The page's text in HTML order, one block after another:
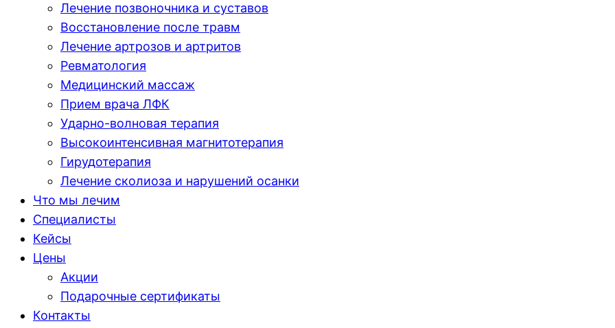
Лечение позвоночника и суставов
Восстановление после травм
Лечение артрозов и артритов
Ревматология
Медицинский массаж
Прием врача ЛФК
Ударно-волновая терапия
Высокоинтенсивная магнитотерапия
Гирудотерапия
Лечение сколиоза и нарушений осанки
Что мы лечим
Специалисты
Кейсы
Цены
Акции
Подарочные сертификаты
Контакты